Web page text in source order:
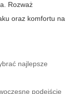
Rozważ
oraz komfortu na
najlepsze
podejście